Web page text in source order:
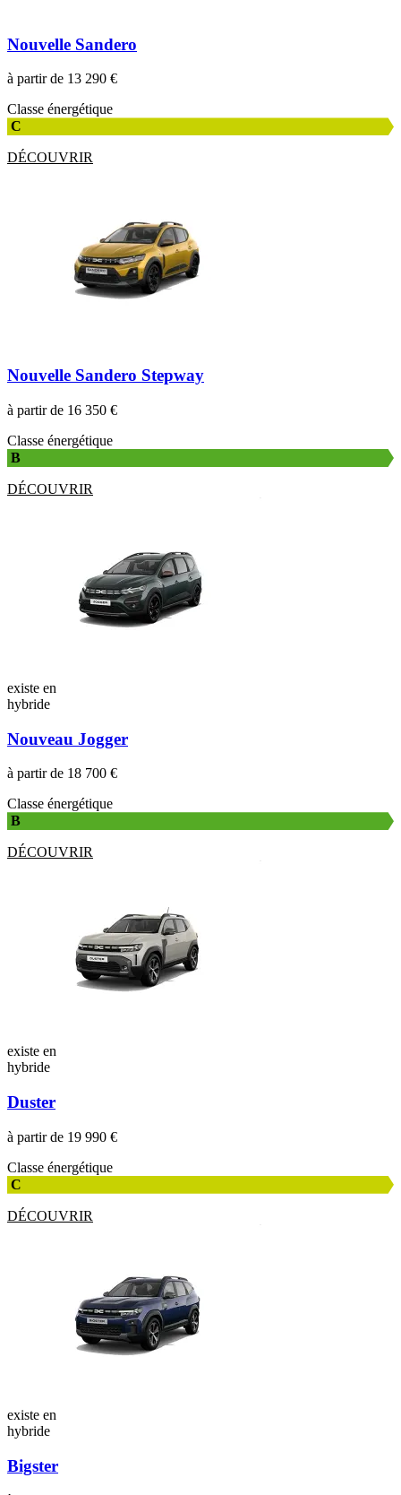
Nouvelle Sandero
à partir de 13 290 €
Classe énergétique
C
DÉCOUVRIR
Nouvelle Sandero Stepway
à partir de 16 350 €
Classe énergétique
B
DÉCOUVRIR
existe en
hybride
Nouveau Jogger
à partir de 18 700 €
Classe énergétique
B
DÉCOUVRIR
existe en
hybride
Duster
à partir de 19 990 €
Classe énergétique
C
DÉCOUVRIR
existe en
hybride
Bigster